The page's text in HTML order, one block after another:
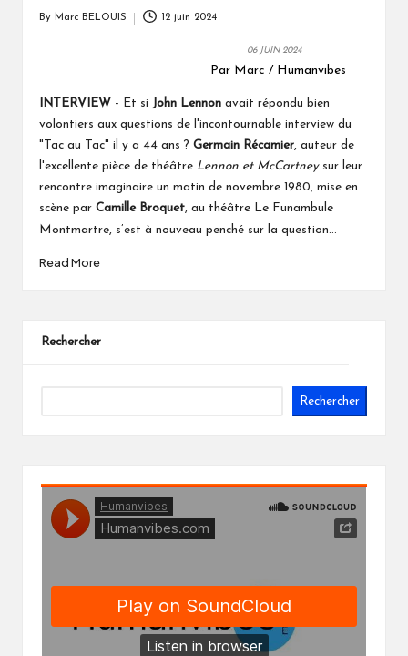
By Marc BELOUIS 12 juin 2024
06 JUIN 2024
Par Marc / Humanvibes
INTERVIEW - Et si John Lennonavait répondu bien
volontiers aux questions de l'incontournable interview du
"Tac au Tac" il y a 44 ans ? Germain Récamier, auteur de
l'excellente pièce de théâtre Lennon et McCartney sur leur
rencontre imaginaire un matin de novembre 1980, mise en
scène par Camille Broquet, au théâtre Le Funambule
Montmartre, s’est à nouveau penché sur la question...
Read More
Rechercher
Rechercher